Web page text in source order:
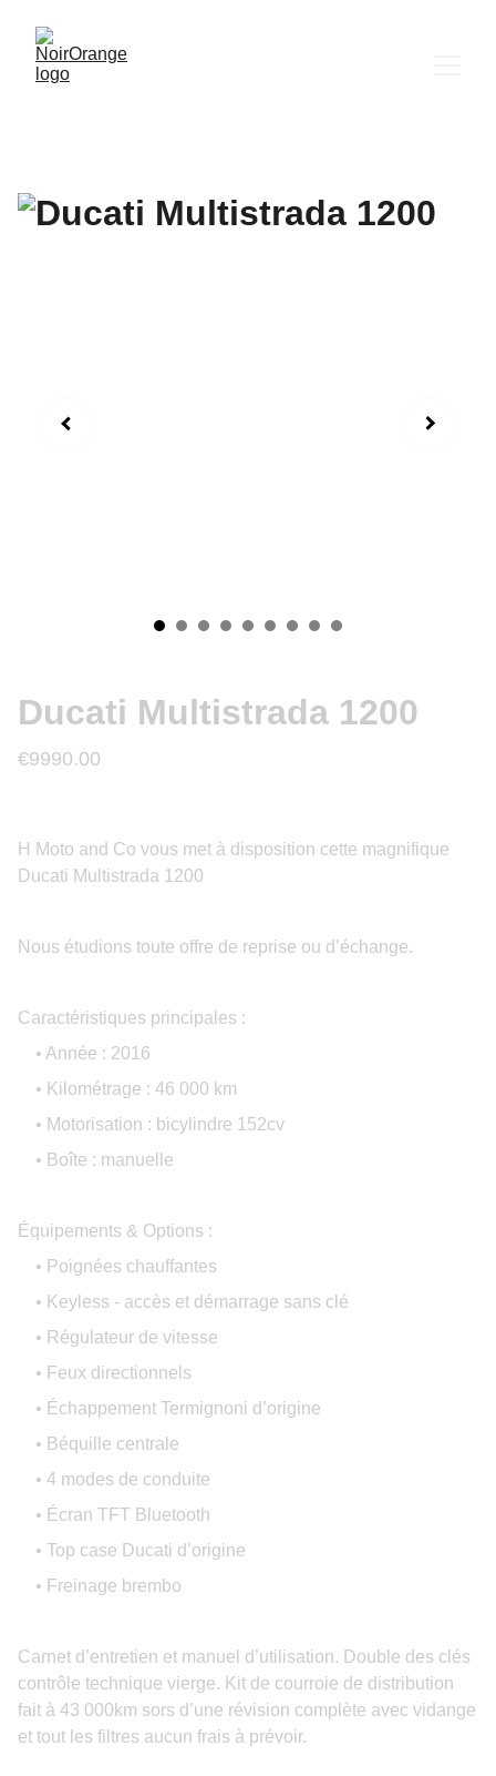
Ducati Multistrada 1200
€9990.00
H Moto and Co vous met à disposition cette magnifique
Ducati Multistrada 1200
Nous étudions toute offre de reprise ou d’échange.
Caractéristiques principales :
• Année : 2016
• Kilométrage : 46 000 km
• Motorisation : bicylindre 152cv
• Boîte : manuelle
Équipements & Options :
• Poignées chauffantes
• Keyless - accès et démarrage sans clé
• Régulateur de vitesse
• Feux directionnels
• Échappement Termignoni d’origine
• Béquille centrale
• 4 modes de conduite
• Écran TFT Bluetooth
• Top case Ducati d’origine
• Freinage brembo
Carnet d’entretien et manuel d’utilisation. Double des clés
contrôle technique vierge. Kit de courroie de distribution
fait à 43 000km sors d’une révision complète avec vidange
et tout les filtres aucun frais à prévoir.